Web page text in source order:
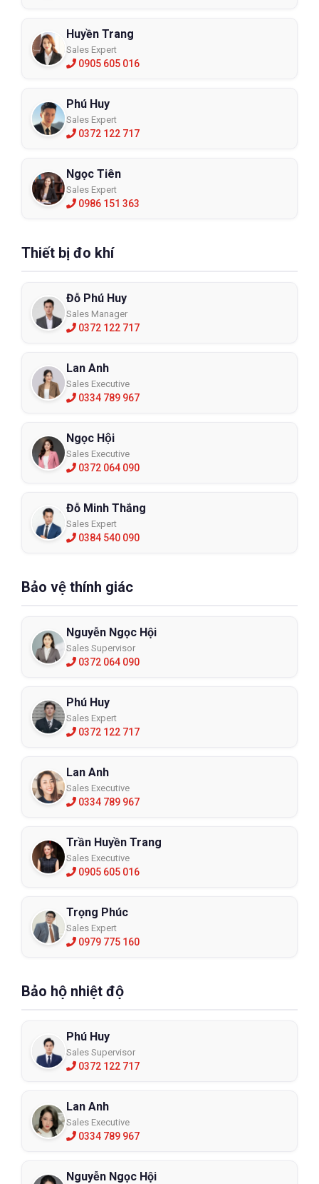
Huyền Trang
Sales Expert
0905 605 016
Phú Huy
Sales Expert
0372 122 717
Ngọc Tiên
Sales Expert
0986 151 363
Thiết bị đo khí
Đỗ Phú Huy
Sales Manager
0372 122 717
Lan Anh
Sales Executive
0334 789 967
Ngọc Hội
Sales Executive
0372 064 090
Đỗ Minh Thắng
Sales Expert
0384 540 090
Bảo vệ thính giác
Nguyễn Ngọc Hội
Sales Supervisor
0372 064 090
Phú Huy
Sales Expert
0372 122 717
Lan Anh
Sales Executive
0334 789 967
Trần Huyền Trang
Sales Executive
0905 605 016
Trọng Phúc
Sales Expert
0979 775 160
Bảo hộ nhiệt độ
Phú Huy
Sales Supervisor
0372 122 717
Lan Anh
Sales Executive
0334 789 967
Nguyễn Ngọc Hội